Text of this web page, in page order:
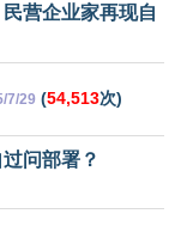
营企业家再现自
7/29 (54,513次)
问部署？